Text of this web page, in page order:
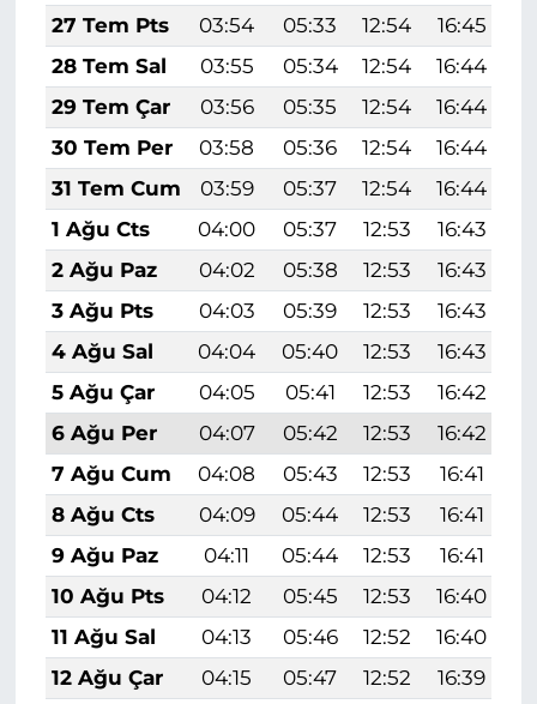
27 Tem Pts
03:54 05:33 12:54 16:45
28 Tem Sal
03:55 05:34 12:54 16:44
29 Tem Çar
03:56 05:35 12:54 16:44
30 Tem Per
03:58 05:36 12:54 16:44
31 Tem Cum
03:59 05:37 12:54 16:44
1 Ağu Cts
04:00 05:37 12:53 16:43
2 Ağu Paz
04:02 05:38 12:53 16:43
3 Ağu Pts
04:03 05:39 12:53 16:43
4 Ağu Sal
04:04 05:40 12:53 16:43
5 Ağu Çar
04:05 05:41 12:53 16:42
6 Ağu Per
04:07 05:42 12:53 16:42
7 Ağu Cum
04:08 05:43 12:53 16:41
8 Ağu Cts
04:09 05:44 12:53 16:41
9 Ağu Paz
04:11 05:44 12:53 16:41
10 Ağu Pts
04:12 05:45 12:53 16:40
11 Ağu Sal
04:13 05:46 12:52 16:40
12 Ağu Çar
04:15 05:47 12:52 16:39